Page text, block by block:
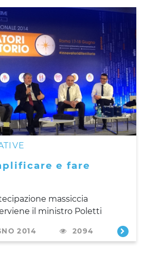
e fare
massiccia
il ministro Poletti
2014 2094